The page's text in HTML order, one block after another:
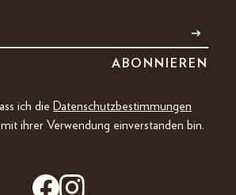
ich die Datenschutzbestimmungen
ihrer Verwendung einverstanden bin.